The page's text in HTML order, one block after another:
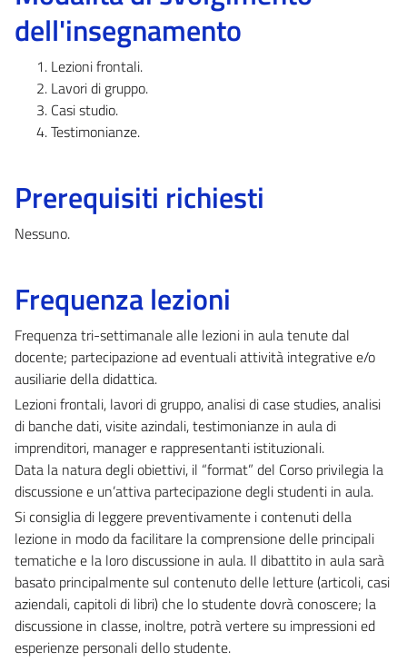
dell'insegnamento
Lezioni frontali.
Lavori di gruppo.
Casi studio.
Testimonianze.
Prerequisiti richiesti
Nessuno.
Frequenza lezioni
Frequenza tri-settimanale alle lezioni in aula tenute dal
docente; partecipazione ad eventuali attività integrative e/o
ausiliarie della didattica.
Lezioni frontali, lavori di gruppo, analisi di case studies, analisi
di banche dati, visite azindali, testimonianze in aula di
imprenditori, manager e rappresentanti istituzionali.
Data la natura degli obiettivi, il “format” del Corso privilegia la
discussione e un’attiva partecipazione degli studenti in aula.
Si consiglia di leggere preventivamente i contenuti della
lezione in modo da facilitare la comprensione delle principali
tematiche e la loro discussione in aula. Il dibattito in aula sarà
basato principalmente sul contenuto delle letture (articoli, casi
aziendali, capitoli di libri) che lo studente dovrà conoscere; la
discussione in classe, inoltre, potrà vertere su impressioni ed
esperienze personali dello studente.